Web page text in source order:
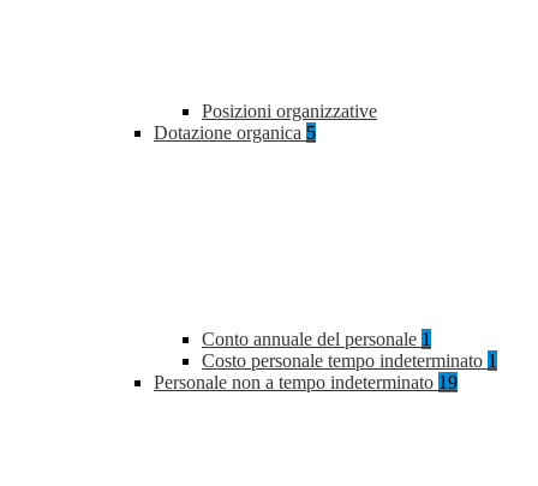
Posizioni organizzative
Dotazione organica 5
Conto annuale del personale 1
Costo personale tempo indeterminato 1
Personale non a tempo indeterminato 19